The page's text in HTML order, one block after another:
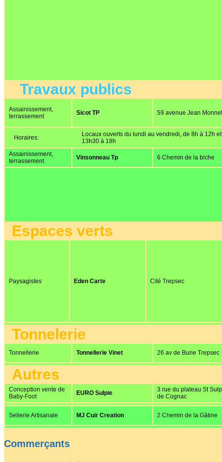
Travaux publics
Assainissement,
terrassement
Sicot TP 59 avenue Jean Monnet
Horaires:
Locaux ouverts du lundi au vendredi, de 8h à 12h
13h30 à 18h
Assainissement,
terrassement
Vinsonneau Tp 6 Chemin de la biche
Espaces verts
Paysagistes Eden Carte Cité Trepsec
Tonnelerie
Tonnellerie Tonnellerie Vinet 26 av de Burie Trepsec
Autres
Conception vente de
Baby-Foot
EURO Sulpie
3 rue du plateau St
de Cognac
Sellerie Artisanale MJ Cuir Creation 2 Chemin de la Gâtine
Commerçants